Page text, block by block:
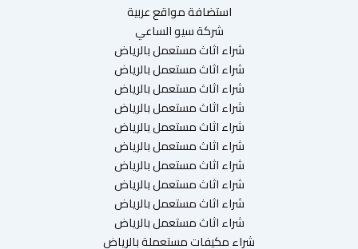
استضافة مواقع عربية
شركة سيو الساعي
شراء اثاث مستعمل بالرياض
شراء اثاث مستعمل بالرياض
شراء اثاث مستعمل بالرياض
شراء اثاث مستعمل بالرياض
شراء اثاث مستعمل بالرياض
شراء اثاث مستعمل بالرياض
شراء اثاث مستعمل بالرياض
شراء اثاث مستعمل بالرياض
شراء اثاث مستعمل بالرياض
شراء اثاث مستعمل بالرياض
شراء مكيفات مستعملة بالرياض